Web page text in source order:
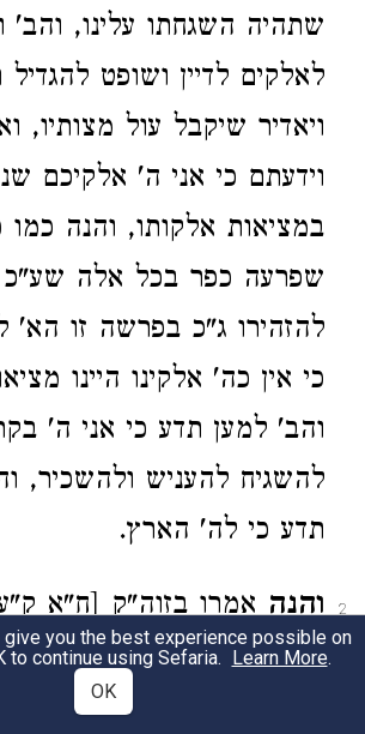
שתהיה השגחתו עלינו, והב'
לאלקים לדיין ושופט להגדיל
ויאדיר שיקבל עול מצותיו,
וידעתם כי אני ה' אלקיכם
במציאות אלקותו, והנה כמו
שפרעה כפר בכל אלה שע"כ
להזהירו ג"כ בפרשה זו הא'
כי אין כה' אלקינו היינו
והב' למען תדע כי אני ה'
להשגיח להעניש ולהשכיר,
תדע כי לה' הארץ.
2 והנהאמרו בזוה"ק [ח"א
פסוק מי זאת הנשקפה
בזימנא חדא כו' ובג"כ הוה
you the best experience possible on
to continue using Sefaria. Learn More.
OK